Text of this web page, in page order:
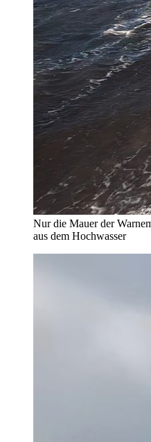
Nur die Mauer der
aus dem Hochwasser